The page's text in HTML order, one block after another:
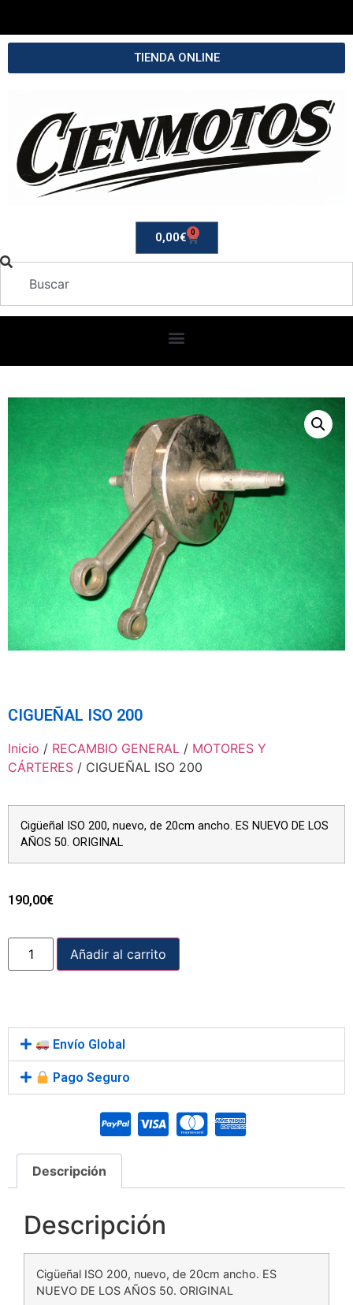
TIENDA ONLINE
0,00€ 0
CIGUEÑAL ISO 200
Inicio / RECAMBIO GENERAL / MOTORES Y
CÁRTERES / CIGUEÑAL ISO 200
Cigüeñal ISO 200, nuevo, de 20cm ancho. ES NUEVO DE LOS
AÑOS 50. ORIGINAL
190,00€
Añadir al carrito
Envío Global
Pago Seguro
Descripción
Descripción
Cigüeñal ISO 200, nuevo, de 20cm ancho. ES
NUEVO DE LOS AÑOS 50. ORIGINAL